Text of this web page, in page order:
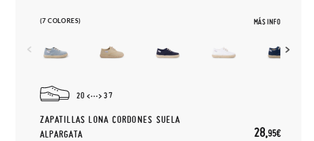
(7 COLORES) MÁS INFO
20 37
ZAPATILLAS LONA CORDONES SUELA
ALPARGATA
28,95€